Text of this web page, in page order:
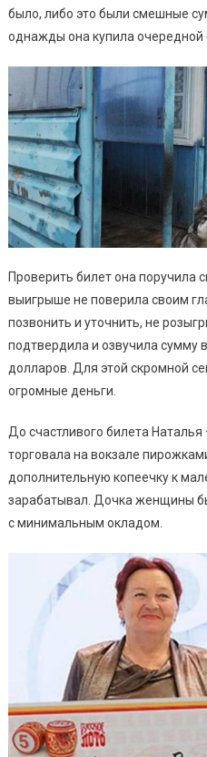
было, либо это были смешные
однажды она купила очередной
Проверить билет она поручила
выигрыше не поверила своим
позвонить и уточнить, не
подтвердила и озвучила сумму
долларов. Для этой скромной
огромные деньги.
До счастливого билета
торговала на вокзале
дополнительную копеечку к
зарабатывал. Дочка женщины
с минимальным окладом.